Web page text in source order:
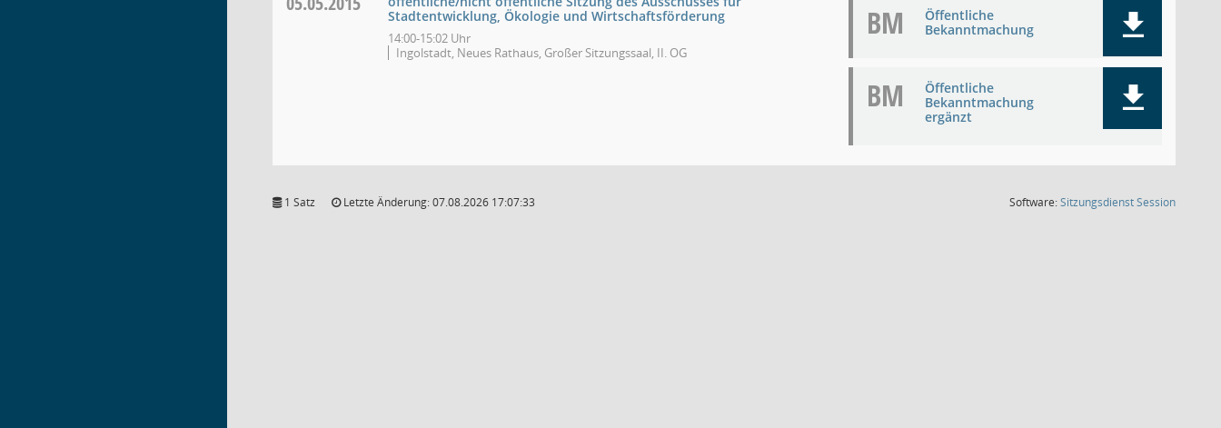
Stadtentwicklung, Ökologie und Wirtschaftsförderung
14:00-15:02 Uhr
Ingolstadt, Neues Rathaus, Großer Sitzungssaal, II. OG
BM
Öffentliche
Bekanntmachung
BM
Öffentliche
Bekanntmachung
ergänzt
1 Satz Letzte Änderung: 07.08.2026 17:07:33 Software:SitzungsdienstSession(Wird in